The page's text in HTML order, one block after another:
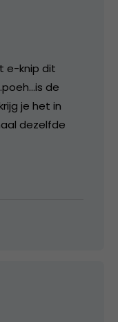
e-knip dit
de
je het in
dezelfde